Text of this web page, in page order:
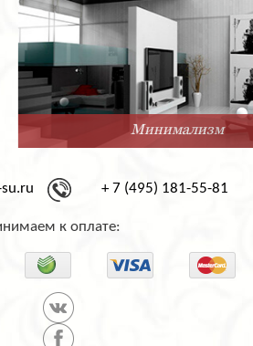
Минимализм
+ 7 (495) 181-55-81
к оплате: